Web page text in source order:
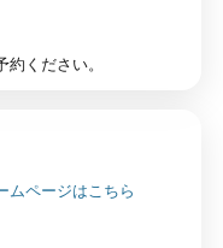
ください。
ムページはこちら